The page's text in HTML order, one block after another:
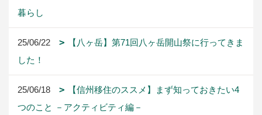
暮らし
25/06/22
【八ヶ岳】第71回八ヶ岳開山祭に行ってきま
した！
25/06/18
【信州移住のススメ】まず知っておきたい4
つのこと －アクティビティ編－